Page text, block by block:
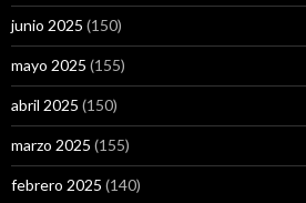
junio 2025 (150)
mayo 2025 (155)
abril 2025 (150)
marzo 2025 (155)
febrero 2025 (140)